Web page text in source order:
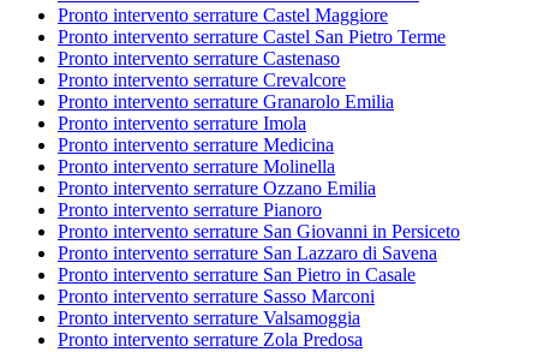
Pronto intervento serrature Castel Maggiore
Pronto intervento serrature Castel San Pietro Terme
Pronto intervento serrature Castenaso
Pronto intervento serrature Crevalcore
Pronto intervento serrature Granarolo Emilia
Pronto intervento serrature Imola
Pronto intervento serrature Medicina
Pronto intervento serrature Molinella
Pronto intervento serrature Ozzano Emilia
Pronto intervento serrature Pianoro
Pronto intervento serrature San Giovanni in Persiceto
Pronto intervento serrature San Lazzaro di Savena
Pronto intervento serrature San Pietro in Casale
Pronto intervento serrature Sasso Marconi
Pronto intervento serrature Valsamoggia
Pronto intervento serrature Zola Predosa